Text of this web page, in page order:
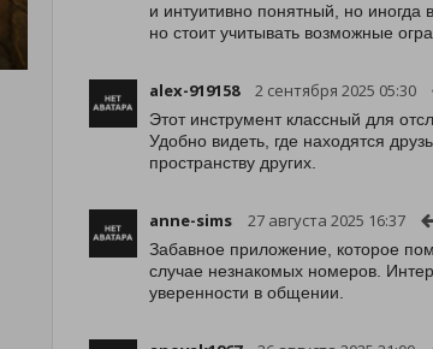
и интуитивно понятный, но иногда
но стоит учитывать возможные
alex-919158 2 сентября 2025 05:30
Этот инструмент классный для
Удобно видеть, где находятся
пространству других.
anne-sims 27 августа 2025 16:37
Забавное приложение, которое
случае незнакомых номеров.
уверенности в общении.